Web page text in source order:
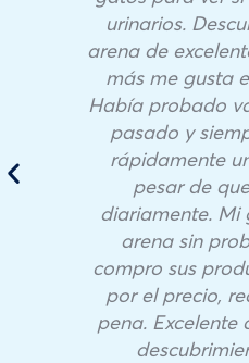
urinarios.
arena de
más me gusta
Había probado
pasado y
rápidamente
pesar de
diariamente.
arena sin
compro sus
por el precio,
pena. Excelente